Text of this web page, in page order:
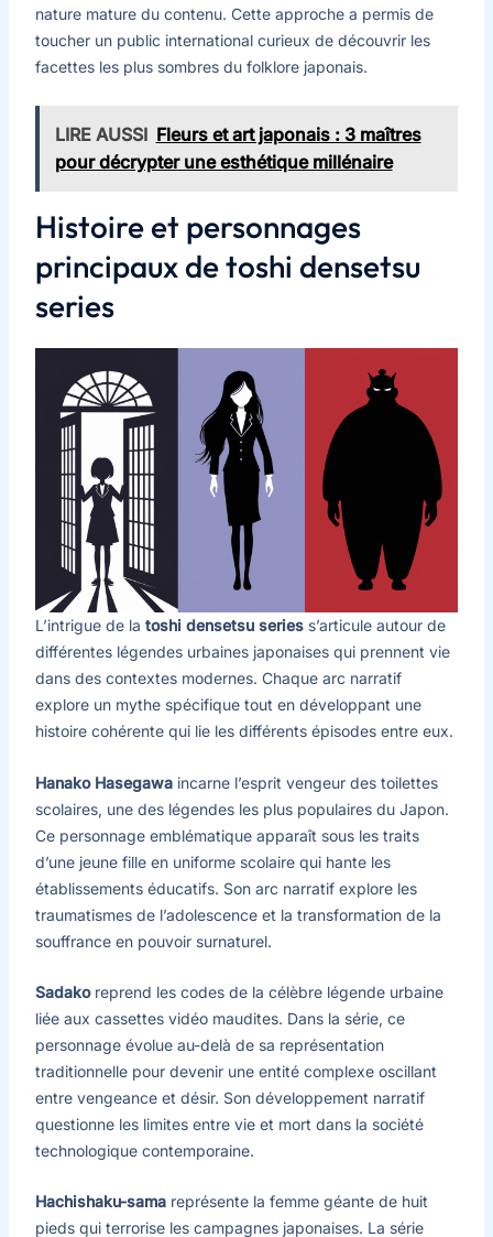
nature mature du contenu. Cette approche a permis de
toucher un public international curieux de découvrir les
facettes les plus sombres du folklore japonais.
LIRE AUSSI Fleurs et art japonais : 3 maîtres
pour décrypter une esthétique millénaire
Histoire et personnages
principaux de toshi densetsu
series
L’intrigue de la toshi densetsu seriess’articule autour de
différentes légendes urbaines japonaises qui prennent vie
dans des contextes modernes. Chaque arc narratif
explore un mythe spécifique tout en développant une
histoire cohérente qui lie les différents épisodes entre eux.
Hanako Hasegawaincarne l’esprit vengeur des toilettes
scolaires, une des légendes les plus populaires du Japon.
Ce personnage emblématique apparaît sous les traits
d’une jeune fille en uniforme scolaire qui hante les
établissements éducatifs. Son arc narratif explore les
traumatismes de l’adolescence et la transformation de la
souffrance en pouvoir surnaturel.
Sadakoreprend les codes de la célèbre légende urbaine
liée aux cassettes vidéo maudites. Dans la série, ce
personnage évolue au-delà de sa représentation
traditionnelle pour devenir une entité complexe oscillant
entre vengeance et désir. Son développement narratif
questionne les limites entre vie et mort dans la société
technologique contemporaine.
Hachishaku-samareprésente la femme géante de huit
pieds qui terrorise les campagnes japonaises. La série